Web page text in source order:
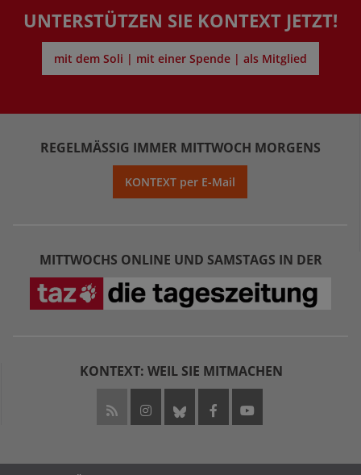
UNTERSTÜTZEN SIE KONTEXT JETZT!
mit dem Soli | mit einer Spende | als Mitglied
REGELMÄSSIG IMMER MITTWOCH MORGENS
KONTEXT per E-Mail
MITTWOCHS ONLINE UND SAMSTAGS IN DER
KONTEXT: WEIL SIE MITMACHEN